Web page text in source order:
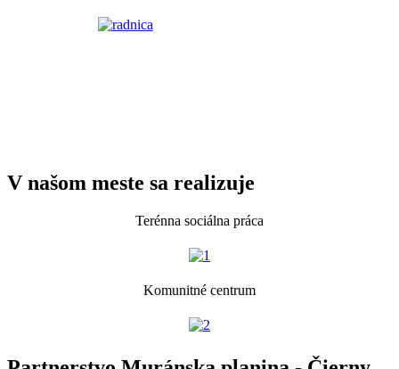
V našom meste sa realizuje
Terénna sociálna práca
Komunitné centrum